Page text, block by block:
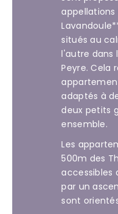
appellations
situés au
l'autre dans
Peyre. Cela
adaptés à
deux petits
ensemble.
Les
500m des
accessibles
par un
sont